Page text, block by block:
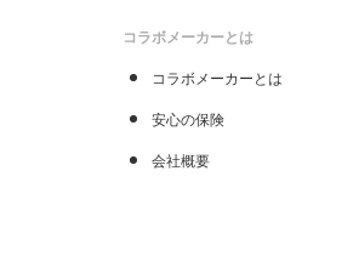
コラボメーカーとは
コラボメーカーとは
安心の保険
会社概要